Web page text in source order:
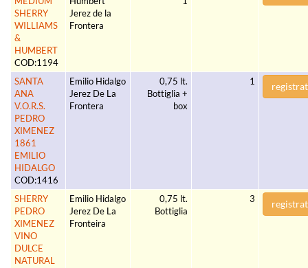
SHERRY
WILLIAMS
&
HUMBERT
COD:1194
Jerez de la
Frontera
SANTA
ANA
V.O.R.S.
PEDRO
XIMENEZ
1861
EMILIO
HIDALGO
COD:1416
Emilio Hidalgo
Jerez De La
Frontera
0,75 lt.
Bottiglia +
box
1
SHERRY
PEDRO
XIMENEZ
VINO
DULCE
NATURAL
Emilio Hidalgo
Jerez De La
Fronteira
0,75 lt.
Bottiglia
3